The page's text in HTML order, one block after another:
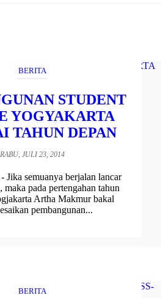
BERITA
STUDENT
YOGYAKARTA
TAHUN DEPAN
RABU, JULI 23, 2014
Jika semuanya berjalan lancar
maka pada pertengahan tahun
Artha Makmur bakal
pembangunan...
BERITA